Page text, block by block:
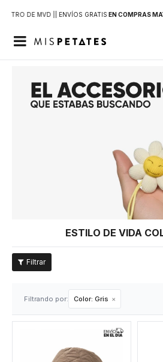
DE MVD | | ENVÍOS GRATIS EN COMPRAS

ESTILO DE VIDA
Filtrando por: Color: Gris